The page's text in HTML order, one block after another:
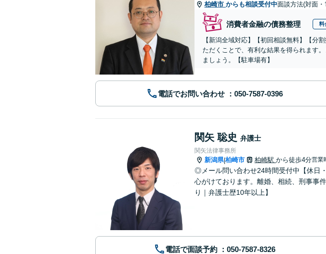
柏崎市 からも相談受付中面談方法(対面
消費者金融の債務整理 料
【新潟全域対応】【初回相談無料】【分
ただくことで、有利な結果を得られます
ましょう。【駐車場有】
電話でお問い合わせ
関矢 聡史 弁護士
関矢法律事務所
新潟県|柏崎市 柏崎駅 から徒歩4分営業
◎メール問い合わせ24時間受付中【休日
心がけております。離婚、相続、刑事事
り｜弁護士歴10年以上】
電話で面談予約